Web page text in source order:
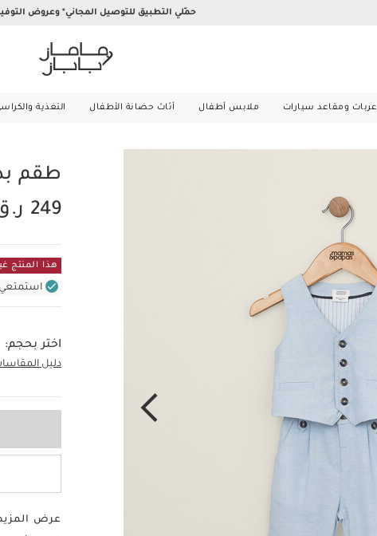
حمّلي التطبيق للتوصيل المجاني* وعروض
عربات ومقاعد سيارات ملابس أطفال أثاث حضانة الأطفال التغذية
طقم
249 ر.ق
هذا المنتج
استمتعي
اختر بحجم:
دليل
9-12 Months
عرض